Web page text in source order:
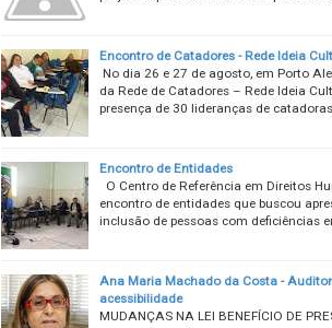
Encontro de Catadores - Rede Ideia
No dia 26 e 27 de agosto, em Porto
da Rede de Catadores – Rede Ideia
presença de 30 lideranças de
Encontro de Entidades
O Centro de Referência em Direitos
encontro de entidades que buscou
inclusão de pessoas com deficiências
Ana Maria Machado da Costa -
acessibilidade
MUDANÇAS NA LEI BENEFÍCIO DE